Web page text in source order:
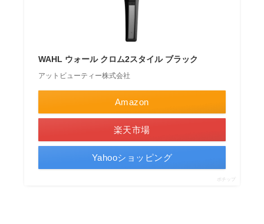
WAHL ウォール クロム2スタイル ブラック
アットビューティー株式会社
Amazon
楽天市場
Yahooショッピング
ポチップ